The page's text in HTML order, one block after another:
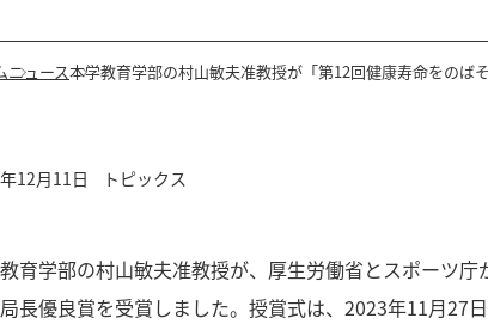
ニュース本学教育学部の村山敏夫准教授が「第12回健康寿命をのば
12月11日 トピックス
育学部の村山敏夫准教授が、厚生労働省とスポーツ
長優良賞を受賞しました。授賞式は、2023年11月27